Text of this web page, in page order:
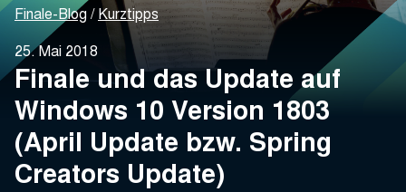
Finale-Blog Kurztipps
25. Mai 2018
Finale und das Update auf
Windows 10 Version 1803
(April Update bzw. Spring
Creators Update)